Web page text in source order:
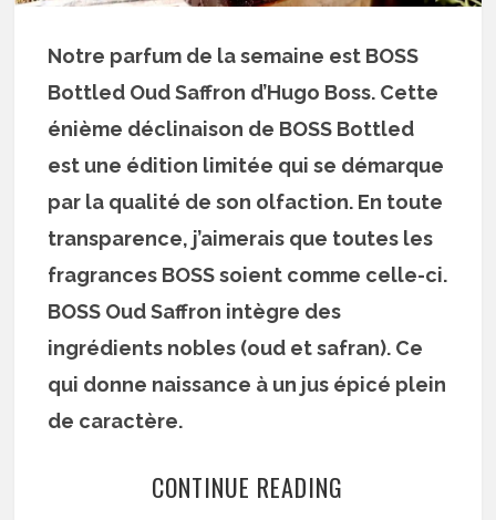
Notre parfum de la semaine est BOSS
Bottled Oud Saffron d’Hugo Boss. Cette
énième déclinaison de BOSS Bottled
est une édition limitée qui se démarque
par la qualité de son olfaction. En toute
transparence, j’aimerais que toutes les
fragrances BOSS soient comme celle-ci.
BOSS Oud Saffron intègre des
ingrédients nobles (oud et safran). Ce
qui donne naissance à un jus épicé plein
de caractère.
CONTINUE READING